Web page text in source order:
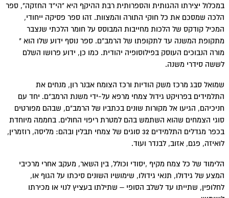
במכלול יצירתו ההגותית והספרותית רבת ההיקף היא "הי"ד החזקה", ספר
הלכה שמסכם את כל חוקי התורה והמצוות. זהו ספר פסיקה ייחודי,
המכיל קודקס של הלכות מחייבות המבוסס על חומר הלכתי שנצבר
מתקופת המשנה עד לתקופתו של הרמב"ם. ספר נוסף ידוע שלו הוא "
מורה הנבוכים העוסק בפילוסופיה יהודית. כמו כן, ידוע פרושו השלם
לששה סידרי משנה.
שמואל סבג מרכז משק הודיות ורכז הצומח אבנר רון, מנחים את
התלמידים בפרויקט גידול צמחי מרפא על-ידי משנת הרמב"ם. יחד עם
חניכיהם, הגיעו אל מקורות שונים בכתביו של הרמב"ם, שבהם מפורטים
סוגי הצמחים שהוא השתמש בהם למטרת ריפוי החולים. בחממה מיוחדת
בכפר מגדלים התלמידים 32 סוגים של צמחי תבלין ובהם: מליסה, רוזמרין,
לואיזה, פגם, אזוב, לבנדר ועוד.
הלימוד של כל צמח מקיף ,יסודי וכולל, בין השאר, מעקב אחרי מרכיבי
המצע של גידולו, תנאי גידולו, שימושיו השונים סיכתו על הגוף או,
לחלופין, שתייתו עד לשלב הסופי – שתילתו בעציץ לנוי או מכירתו